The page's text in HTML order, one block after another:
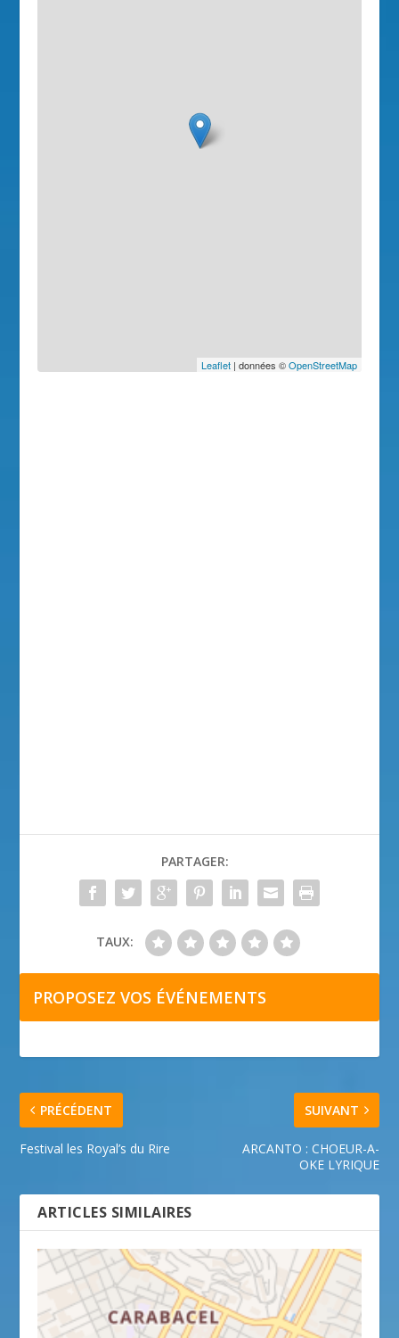
Leaflet| données ©OpenStreetMap
PARTAGER:
TAUX:
PROPOSEZ VOS ÉVÉNEMENTS
PRÉCÉDENT
Festival les Royal’s du Rire
SUIVANT
ARCANTO : CHOEUR-A-
OKE LYRIQUE
ARTICLES SIMILAIRES